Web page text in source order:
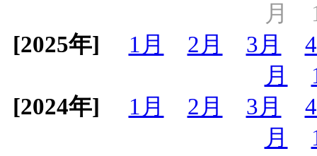
月
[2025年]
1月 2月 3月
月
[2024年]
1月 2月 3月
月